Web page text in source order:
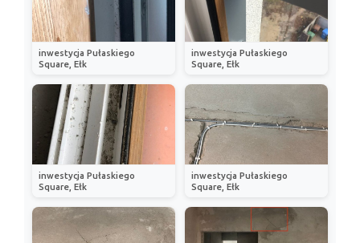
inwestycja Pułaskiego
Square, Ełk
inwestycja Pułaskiego
Square, Ełk
inwestycja Pułaskiego
Square, Ełk
inwestycja Pułaskiego
Square, Ełk